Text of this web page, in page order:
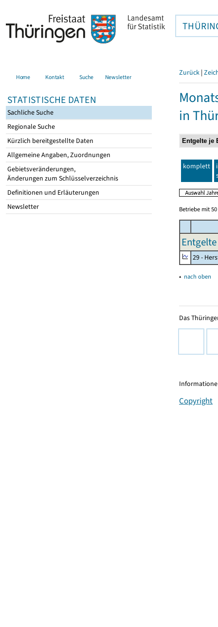
Home Kontakt Suche Newsletter
STATISTISCHE DATEN
Sachliche Suche
Regionale Suche
Kürzlich bereitgestellte Daten
Allgemeine Angaben, Zuordnungen
Gebietsveränderungen,
Änderungen zum Schlüsselverzeichnis
Definitionen und Erläuterungen
Newsletter
Zurück |
in
komplett
Betriebe mit
29 -
▴ nach oben
Das
Copyright